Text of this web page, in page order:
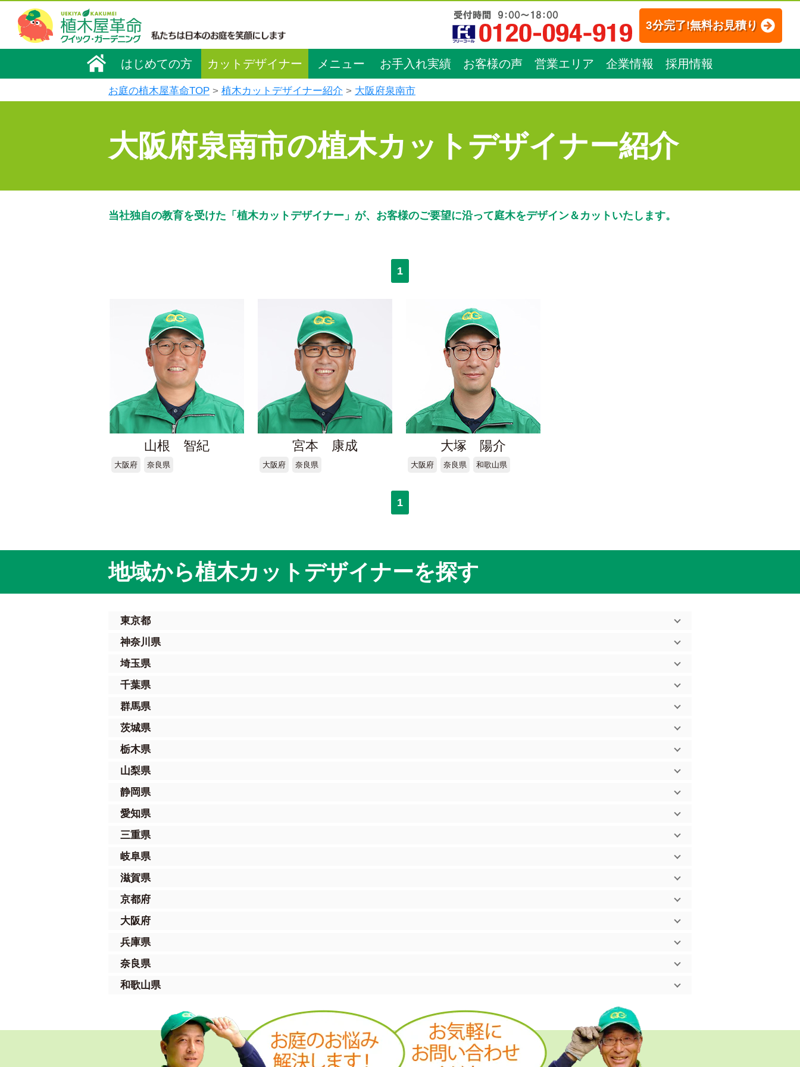
3分完了!無料お見積り
はじめての方 カットデザイナー メニュー お手入れ実績 お客様の声 営業エリア 企業情報 採用情報
お庭の植木屋革命TOP 植木カットデザイナー紹介 大阪府泉南市
大阪府泉南市の植木カットデザイナー紹介
当社独自の教育を受けた「植木カットデザイナー」が、お客様のご要望に沿って庭木をデザイン＆カットいたします。
1
山根 智紀
大阪府 奈良県
宮本 康成
大阪府 奈良県
大塚 陽介
大阪府 奈良県 和歌山県
1
地域から植木カットデザイナーを探す
東京都
神奈川県
埼玉県
千葉県
群馬県
茨城県
栃木県
山梨県
静岡県
愛知県
三重県
岐阜県
滋賀県
京都府
大阪府
兵庫県
奈良県
和歌山県